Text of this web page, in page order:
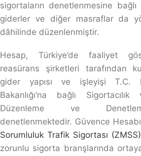
sigortaların denetlenmesine
giderler ve diğer masraflar da
dâhilinde düzenlenmiştir.
Hesap, Türkiye’de faaliyet
reasürans şirketleri tarafından
gider yapısı ve işleyişi T.C.
Bakanlığı’na bağlı
Düzenleme ve
denetlenmektedir. Güvence
Sorumluluk Trafik Sigortası (ZMSS)
zorunlu sigorta branşlarında